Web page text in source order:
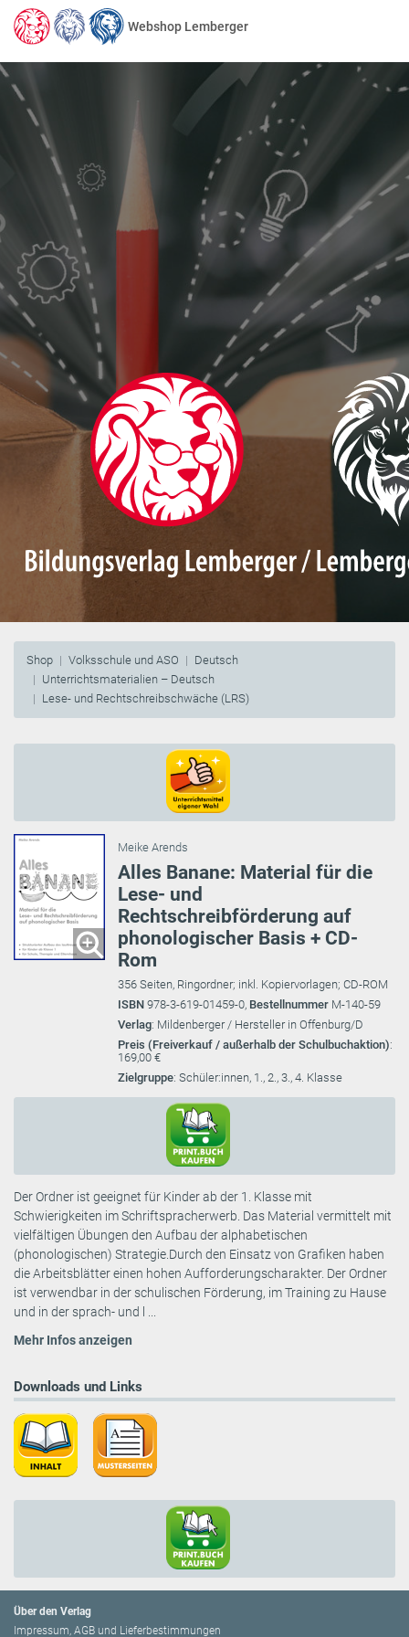
Webshop Lemberger
Shop Volksschule und ASO
Deutsch
Unterrichtsmaterialien – Deutsch
Lese- und Rechtschreibschwäche (LRS)
Meike Arends
Alles Banane: Material für die
Lese- und
Rechtschreibförderung auf
phonologischer Basis + CD-
Rom
356 Seiten, Ringordner; inkl. Kopiervorlagen; CD-ROM
ISBN 978-3-619-01459-0, Bestellnummer M-140-59
Verlag: Mildenberger / Hersteller in Offenburg/D
Preis (Freiverkauf / außerhalb der Schulbuchaktion):
169,00 €
Zielgruppe: Schüler:innen, 1., 2., 3., 4. Klasse
Der Ordner ist geeignet für Kinder ab der 1. Klasse mit
Schwierigkeiten im Schriftspracherwerb. Das Material vermittelt mit
vielfältigen Übungen den Aufbau der alphabetischen
(phonologischen) Strategie.Durch den Einsatz von Grafiken haben
die Arbeitsblätter einen hohen Aufforderungscharakter. Der Ordner
ist verwendbar in der schulischen Förderung, im Training zu Hause
und in der sprach- und l ...
Mehr Infos anzeigen
Downloads und Links
Über den Verlag
Impressum, AGB und Lieferbestimmungen